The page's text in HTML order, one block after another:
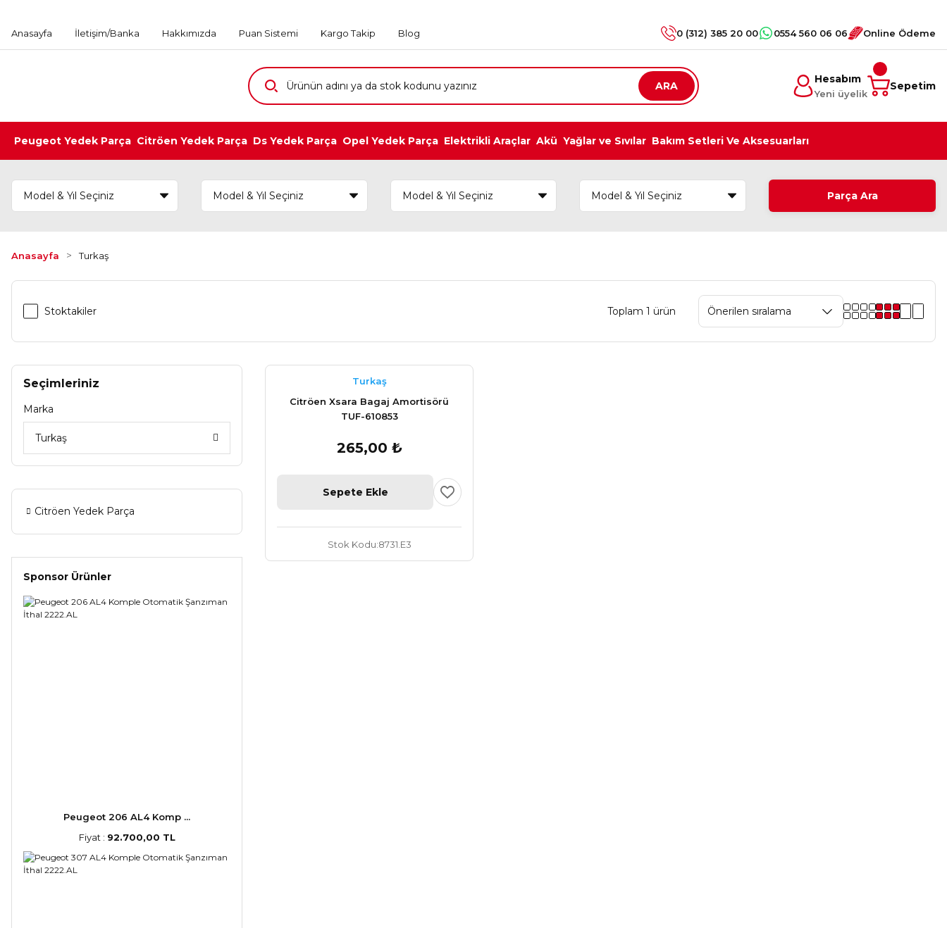
Anasayfa İletişim/Banka Hakkımızda Puan Sistemi Kargo Takip Blog 0 (312) 385 20 00 0554 560 06 06 Online Ödeme
ARA
Hesabım
Yeni üyelik
Sepetim
Peugeot Yedek Parça Citröen Yedek Parça Ds Yedek Parça Opel Yedek Parça Elektrikli Araçlar Akü Yağlar ve Sıvılar Bakım Setleri Ve Aksesuarları
Parça Ara
Anasayfa Turkaş
Stoktakiler Toplam 1 ürün
Seçimleriniz
Marka
Turkaş
Citröen Yedek Parça
Sponsor Ürünler
Peugeot 206 AL4 Komp ...
Fiyat : 92.700,00 TL
Turkaş
Citröen Xsara Bagaj Amortisörü
TUF-610853
265,00 ₺
Sepete Ekle
Stok Kodu 8731.E3